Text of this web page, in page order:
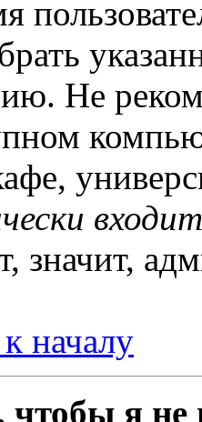
Не
значит,
началу
чтобы я